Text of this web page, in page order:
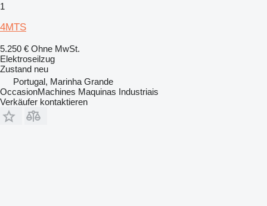
1
4MTS
5.250 € Ohne MwSt.
Elektroseilzug
Zustand neu
Portugal, Marinha Grande
OccasionMachines Maquinas Industriais
Verkäufer kontaktieren